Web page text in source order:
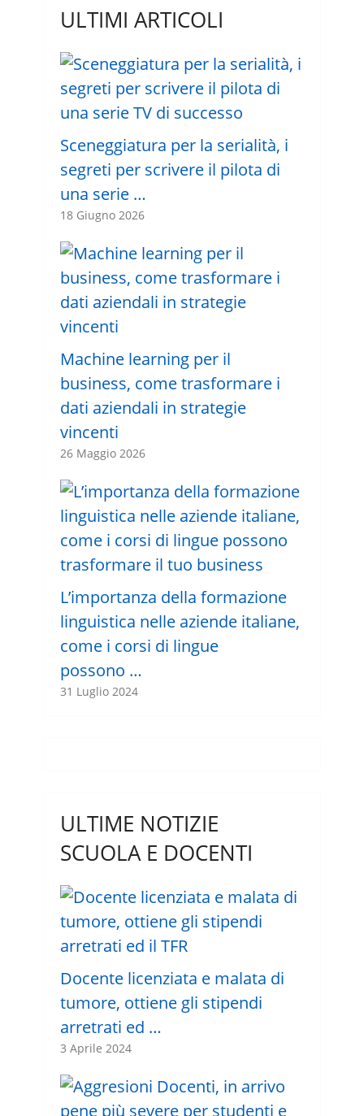
ULTIMI ARTICOLI
Sceneggiatura per la serialità, i
segreti per scrivere il pilota di
una serie …
18 Giugno 2026
Machine learning per il
business, come trasformare i
dati aziendali in strategie
vincenti
26 Maggio 2026
L’importanza della formazione
linguistica nelle aziende italiane,
come i corsi di lingue
possono …
31 Luglio 2024
ULTIME NOTIZIE
SCUOLA E DOCENTI
Docente licenziata e malata di
tumore, ottiene gli stipendi
arretrati ed …
3 Aprile 2024